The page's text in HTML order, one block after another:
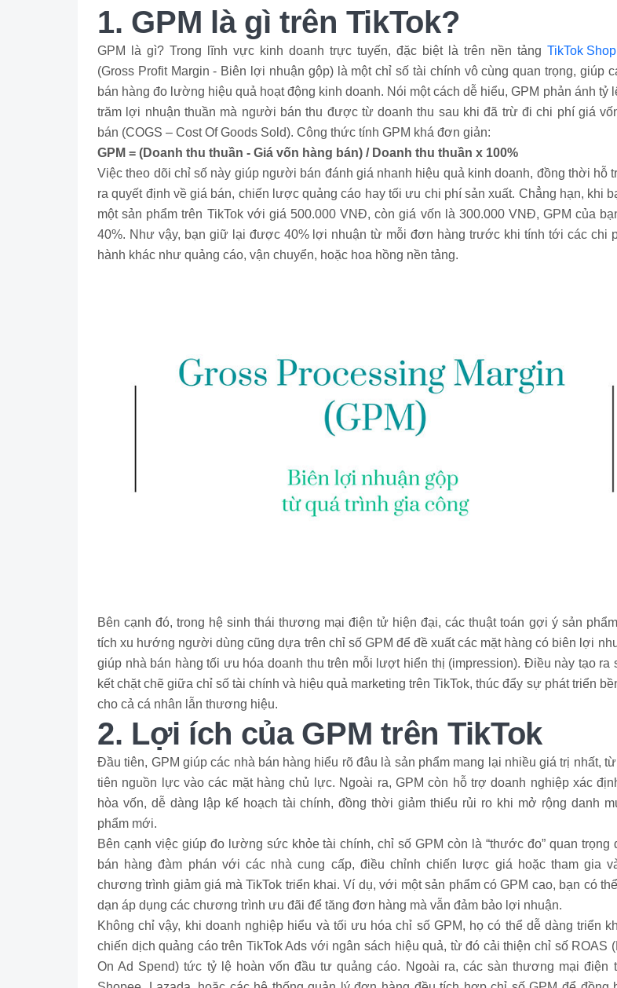
1. GPM là gì trên TikTok?
GPM là gì? Trong lĩnh vực kinh doanh trực tuyến, đặc biệt là trên nền tảng TikTok Shop
(Gross Profit Margin - Biên lợi nhuận gộp) là một chỉ số tài chính vô cùng quan trọng, giúp
bán hàng đo lường hiệu quả hoạt động kinh doanh. Nói một cách dễ hiểu, GPM phản ánh tỷ
trăm lợi nhuận thuần mà người bán thu được từ doanh thu sau khi đã trừ đi chi phí giá
bán (COGS – Cost Of Goods Sold). Công thức tính GPM khá đơn giản:
GPM = (Doanh thu thuần - Giá vốn hàng bán) / Doanh thu thuần x 100%
Việc theo dõi chỉ số này giúp người bán đánh giá nhanh hiệu quả kinh doanh, đồng thời hỗ
ra quyết định về giá bán, chiến lược quảng cáo hay tối ưu chi phí sản xuất. Chẳng hạn, khi
một sản phẩm trên TikTok với giá 500.000 VNĐ, còn giá vốn là 300.000 VNĐ, GPM của
40%. Như vậy, bạn giữ lại được 40% lợi nhuận từ mỗi đơn hàng trước khi tính tới các chi
hành khác như quảng cáo, vận chuyển, hoặc hoa hồng nền tảng.
Bên cạnh đó, trong hệ sinh thái thương mại điện tử hiện đại, các thuật toán gợi ý sản
tích xu hướng người dùng cũng dựa trên chỉ số GPM để đề xuất các mặt hàng có biên lợi
giúp nhà bán hàng tối ưu hóa doanh thu trên mỗi lượt hiển thị (impression). Điều này tạo ra
kết chặt chẽ giữa chỉ số tài chính và hiệu quả marketing trên TikTok, thúc đẩy sự phát triển
cho cả cá nhân lẫn thương hiệu.
2. Lợi ích của GPM trên TikTok
Đầu tiên, GPM giúp các nhà bán hàng hiểu rõ đâu là sản phẩm mang lại nhiều giá trị nhất,
tiên nguồn lực vào các mặt hàng chủ lực. Ngoài ra, GPM còn hỗ trợ doanh nghiệp xác
hòa vốn, dễ dàng lập kế hoạch tài chính, đồng thời giảm thiểu rủi ro khi mở rộng danh
phẩm mới.
Bên cạnh việc giúp đo lường sức khỏe tài chính, chỉ số GPM còn là “thước đo” quan trọng
bán hàng đàm phán với các nhà cung cấp, điều chỉnh chiến lược giá hoặc tham gia
chương trình giảm giá mà TikTok triển khai. Ví dụ, với một sản phẩm có GPM cao, bạn có
dạn áp dụng các chương trình ưu đãi để tăng đơn hàng mà vẫn đảm bảo lợi nhuận.
Không chỉ vậy, khi doanh nghiệp hiểu và tối ưu hóa chỉ số GPM, họ có thể dễ dàng triển
chiến dịch quảng cáo trên TikTok Ads với ngân sách hiệu quả, từ đó cải thiện chỉ số ROAS
On Ad Spend) tức tỷ lệ hoàn vốn đầu tư quảng cáo. Ngoài ra, các sàn thương mại điện